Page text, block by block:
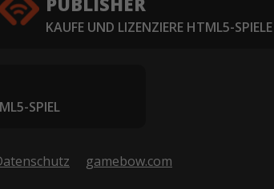
KAUFE UND LIZENZIERE HTML5-SPIELE
SPIEL
gamebow.com